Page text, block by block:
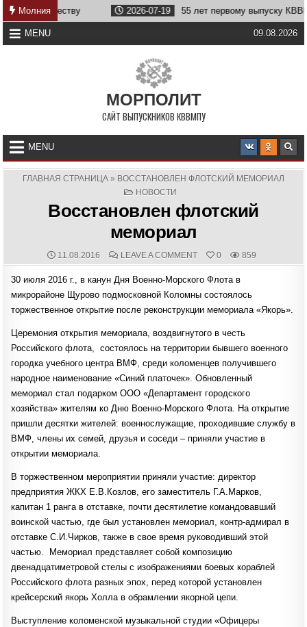
Skip
to
content
Молния
Отечеству 2026-07-19 55 лет первому выпуску КВВМПУ
MENU 09.08.2026
МОРПОЛИТ
САЙТ ВЫПУСКНИКОВ КВВМПУ
MENU
ГЛАВНАЯ СТРАНИЦА » ВОССТАНОВЛЕН ФЛОТСКИЙ МЕМОРИАЛ
POSTED
НОВОСТИ
Восстановлен флотский
мемориал
PUBLISHED
DATE:
11.08.2016 COMMENTS:
LEAVE A COMMENTON
ВОССТАНОВЛЕН
МЕМОРИАЛ
0 859
30 июля 2016 г., в канун Дня Военно-Морского Флота в
микрорайоне Щурово подмосковной Коломны состоялось
торжественное открытие после реконструкции мемориала «Якорь».
Церемония открытия мемориала, воздвигнутого в честь
Российского флота, состоялось на территории бывшего военного
городка учебного центра ВМФ, среди коломенцев получившего
народное наименование «Синий платочек». Обновленный
мемориал стал подарком ООО «Департамент городского
хозяйства» жителям ко Дню Военно-Морского Флота. На открытие
пришли десятки жителей: военнослужащие, проходившие службу в
ВМФ, члены их семей, друзья и соседи – приняли участие в
открытии мемориала.
В торжественном мероприятии приняли участие: директор
предприятия ЖКХ Е.В.Козлов, его заместитель Г.А.Марков,
капитан 1 ранга в отставке, почти десятилетие командовавший
воинской частью, где был установлен мемориал, контр-адмирал в
отставке С.И.Чирков, также в свое время руководивший этой
частью. Мемориал представляет собой композицию
двенадцатиметровой стелы с изображениями боевых кораблей
Российского флота разных эпох, перед которой установлен
крейсерский якорь Холла в обрамлении якорной цепи.
Выступление коломенской музыкальной студии «Офицеры